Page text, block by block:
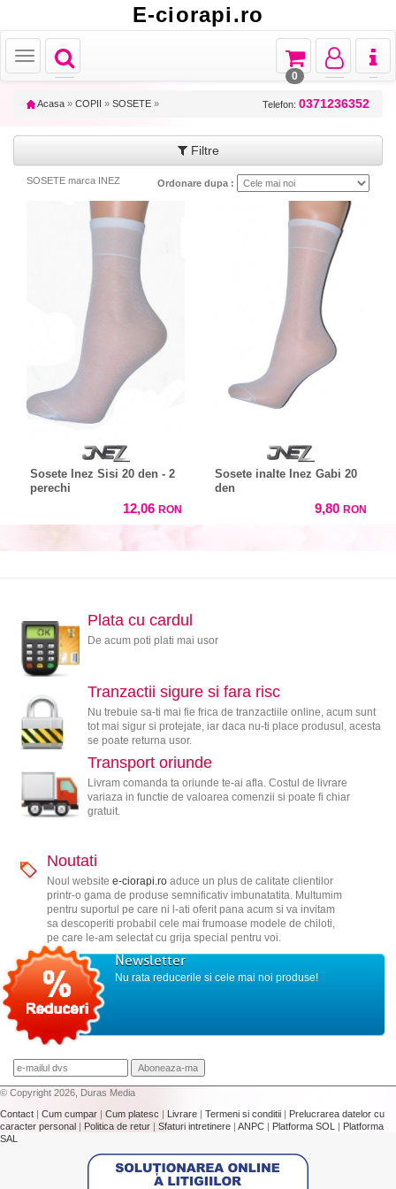
E-ciorapi.ro
Toggle
navigation
Toggle
Toggle
navigation
Toggle
navigation
Toggle
navigation
0
Acasa » COPII » SOSETE » Telefon: 0371236352
Filtre
SOSETE marca INEZ Ordonare dupa :
Sosete Inez Sisi 20 den - 2
perechi
12,06 RON
Sosete inalte Inez Gabi 20
den
9,80 RON
Plata cu cardul
De acum poti plati mai usor
Tranzactii sigure si fara risc
Nu trebuie sa-ti mai fie frica de tranzactiile online, acum sunt
tot mai sigur si protejate, iar daca nu-ti place produsul, acesta
se poate returna usor.
Transport oriunde
Livram comanda ta oriunde te-ai afla. Costul de livrare
variaza in functie de valoarea comenzii si poate fi chiar
gratuit.
Noutati
Noul website e-ciorapi.roaduce un plus de calitate clientilor
printr-o gama de produse semnificativ imbunatatita. Multumim
pentru suportul pe care ni l-ati oferit pana acum si va invitam
sa descoperiti probabil cele mai frumoase modele de chiloti,
pe care le-am selectat cu grija special pentru voi.
Newsletter
Nu rata reducerile si cele mai noi produse!
© Copyright 2026, Duras Media
Contact | Cum cumpar | Cum platesc | Livrare | Termeni si conditii | Prelucrarea datelor cu
caracter personal | Politica de retur | Sfaturi intretinere | ANPC | Platforma SOL | Platforma
SAL